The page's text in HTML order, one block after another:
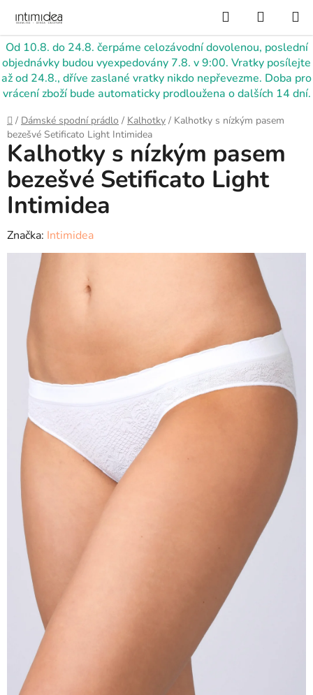
obsah
Od 10.8. do 24.8. čerpáme celozávodní dovolenou, poslední
objednávky budou vyexpedovány 7.8. v 9:00. Vratky posílejte
až od 24.8., dříve zaslané vratky nikdo nepřevezme. Doba pro
vrácení zboží bude automaticky prodloužena o dalších 14 dní.
Hledat
KOŠÍK
Domů
/ Dámské spodní prádlo / Kalhotky / Kalhotky s nízkým pasem
bezešvé Setificato Light Intimidea
Kalhotky s nízkým pasem
bezešvé Setificato Light
Intimidea
Značka: Intimidea